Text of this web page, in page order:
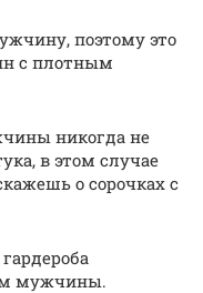
поэтому это
с плотным
никогда не
в этом случае
о сорочках с
мужчины.